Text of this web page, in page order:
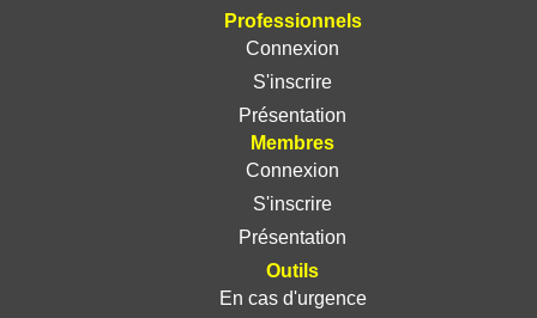
Professionnels
Connexion
S'inscrire
Présentation
Membres
Connexion
S'inscrire
Présentation
Outils
En cas d'urgence